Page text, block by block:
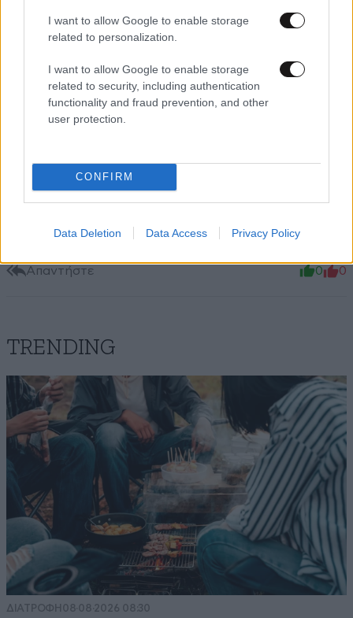
I want to allow Google to enable storage
related to personalization.
I want to allow Google to enable storage
related to security, including authentication
functionality and fraud prevention, and other
user protection.
CONFIRM
Data Deletion Data Access Privacy Policy
Mano102@yahoo.gr
Η Σαντορίνη , είναι ολα νόμιμα , η αρχαιολογία
κοιμάται ?
Απαντήστε
Μάλιστα! 20·06·2023 14:31
Τελείωσε η Μύκονος... Πάμε για άλλα!!
Απαντήστε 0 0
TRENDING
ΔΙΑΤΡΟΦΗ 08·08·2026 08:30